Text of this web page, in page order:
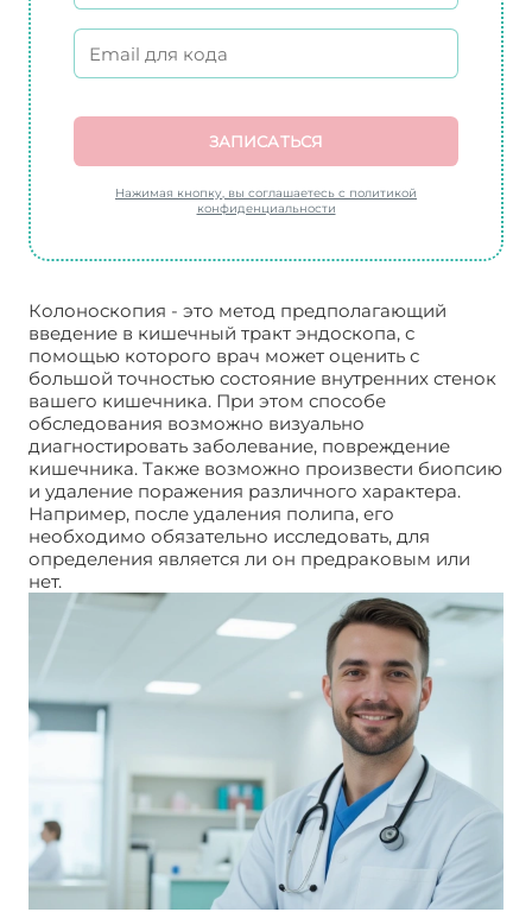
ЗАПИСАТЬСЯ
Нажимая кнопку, вы соглашаетесь с политикой
конфиденциальности
Колоноскопия - это метод предполагающий
введение в кишечный тракт эндоскопа, с
помощью которого врач может оценить с
большой точностью состояние внутренних стенок
вашего кишечника. При этом способе
обследования возможно визуально
диагностировать заболевание, повреждение
кишечника. Также возможно произвести биопсию
и удаление поражения различного характера.
Например, после удаления полипа, его
необходимо обязательно исследовать, для
определения является ли он предраковым или
нет.